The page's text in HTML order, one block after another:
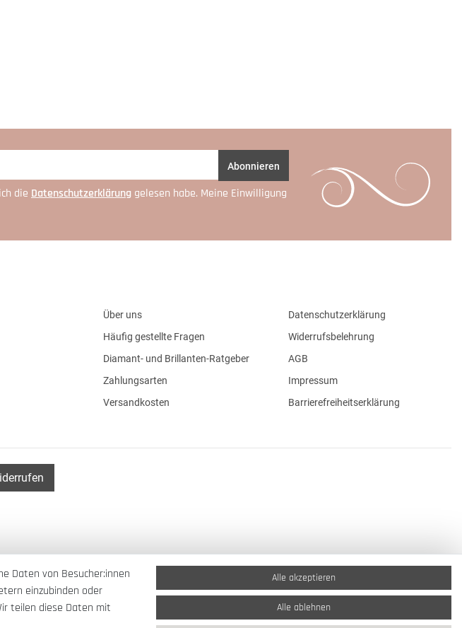
Abonnieren
die Daten­schutz­erklärung gelesen habe. Meine Einwilligung
Über uns
Häufig gestellte Fragen
Diamant- und Brillanten-Ratgeber
Zahlungsarten
Versandkosten
Datenschutzerklärung
Widerrufsbelehrung
AGB
Impressum
Barrierefreiheitserklärung
Daten von Besucher:innen
einzubinden oder
teilen diese Daten mit
Alle akzeptieren
Alle ablehnen